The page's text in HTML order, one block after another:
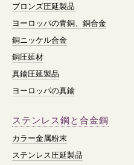
ブロンズ圧延製品
ヨーロッパの青銅、銅合金
銅ニッケル合金
銅圧延材
真鍮圧延製品
ヨーロッパの真鍮
ステンレス鋼と合金鋼
カラー金属粉末
ステンレス圧延製品